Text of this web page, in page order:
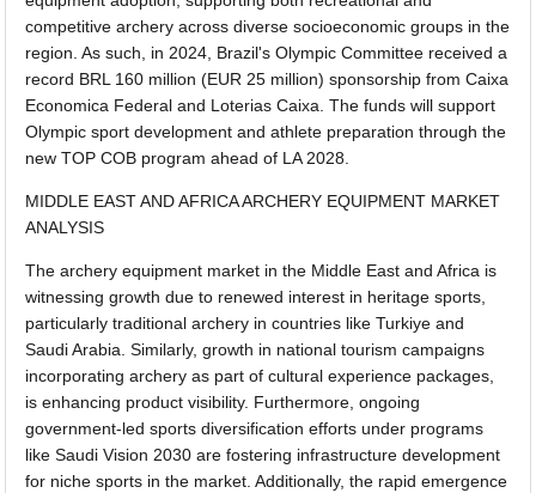
competitive archery across diverse socioeconomic groups in the
region. As such, in 2024, Brazil's Olympic Committee received a
record BRL 160 million (EUR 25 million) sponsorship from Caixa
Economica Federal and Loterias Caixa. The funds will support
Olympic sport development and athlete preparation through the
new TOP COB program ahead of LA 2028.
MIDDLE EAST AND AFRICA ARCHERY EQUIPMENT MARKET
ANALYSIS
The archery equipment market in the Middle East and Africa is
witnessing growth due to renewed interest in heritage sports,
particularly traditional archery in countries like Turkiye and
Saudi Arabia. Similarly, growth in national tourism campaigns
incorporating archery as part of cultural experience packages,
is enhancing product visibility. Furthermore, ongoing
government-led sports diversification efforts under programs
like Saudi Vision 2030 are fostering infrastructure development
for niche sports in the market. Additionally, the rapid emergence